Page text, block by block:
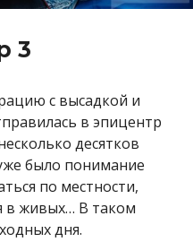
3
с высадкой и
в эпицентр
десятков
было понимание
по местности,
в живых… В таком
дня.